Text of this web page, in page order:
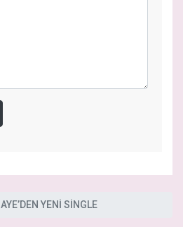
AYE’DEN YENİ SİNGLE